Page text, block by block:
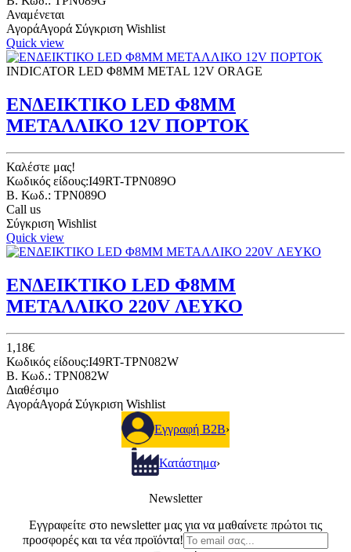
Αναμένεται
ΑγοράΑγορά Σύγκριση Wishlist
Quick view
INDICATOR LED Φ8ΜΜ METAL 12V ORAGE
ΕΝΔΕΙΚΤΙΚΟ LED Φ8ΜΜ
ΜΕΤΑΛΛΙΚΟ 12V ΠΟΡΤΟΚ
Καλέστε μας!
Κωδικός είδους:I49RT-TPN089O
B. Κωδ.: TPN089O
Call us
Σύγκριση Wishlist
Quick view
ΕΝΔΕΙΚΤΙΚΟ LED Φ8ΜΜ
ΜΕΤΑΛΛΙΚΟ 220V ΛΕΥΚΟ
1,18€
Κωδικός είδους:I49RT-TPN082W
B. Κωδ.: TPN082W
Διαθέσιμο
ΑγοράΑγορά Σύγκριση Wishlist
Εγγραφή B2B›
Κατάστημα›
Newsletter
Εγγραφείτε στο newsletter μας για να μαθαίνετε πρώτοι τις
προσφορές και τα νέα προϊόντα!